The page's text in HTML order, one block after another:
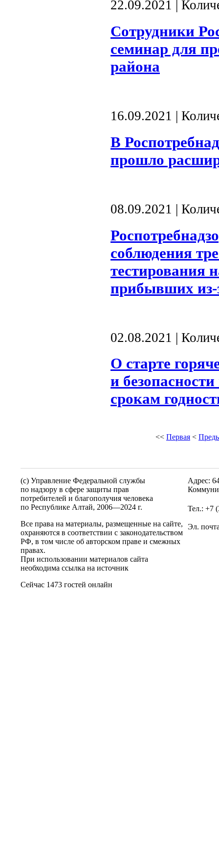
22.09.2021 |
Сотрудники
семинар для
района
16.09.2021 |
В
прошло
08.09.2021 |
соблюдения
тестирования
прибывших из-
02.08.2021 |
О старте
и
срокам
<< Первая <
(c) Управление Федеральной службы
по надзору в сфере защиты прав
потребителей и благополучия человека
по Республике Алтай, 2006—2024 г.
Все права на материалы, размещенные на сайте,
охраняются в соответствии с законодательством
РФ, в том числе об авторском праве и смежных
правах.
При использовании материалов сайта
необходима ссылка на источник
Сейчас 1473 гостей онлайн
Адрес:
Тел.: +7
Эл.